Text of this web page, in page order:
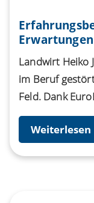
Landwirt Heiko
im Beruf
Feld. Dank
Weiterlesen